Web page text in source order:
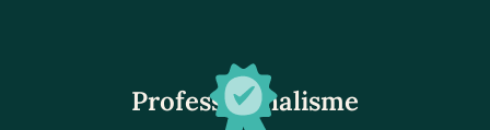
Professionnalisme